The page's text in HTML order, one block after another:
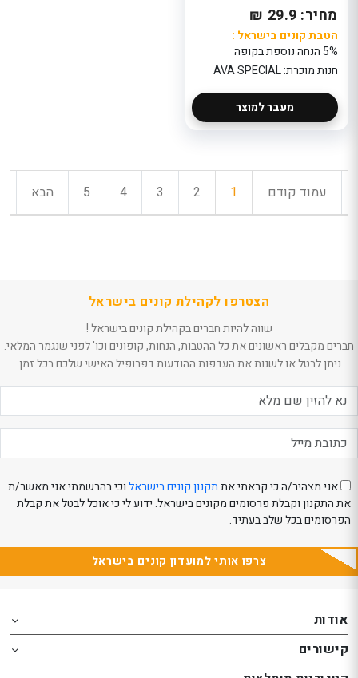
מחיר: 29.9 ₪
הטבת קונים בישראל :
5% הנחה נוספת בקופה
חנות מוכרת: AVA SPECIAL
מעבר למוצר
עמוד קודם 1
2
3
4
5 הבא
הצטרפו לקהילת קונים בישראל
שווה להיות חברים בקהילת קונים בישראל !
חברים מקבלים ראשונים את כל ההטבות, הנחות, קופונים וכו' לפני שנגמר המלאי.
ניתן לבטל או לשנות את העדפות ההודעות דפרופיל האישי שלכם בכל זמן.
אני מצהיר/ה כי קראתי אתתקנון קונים בישראלוכי בהרשמתי אני מאשר/ת
את התקנון וקבלת פרסומים מקונים בישראל. ידוע לי כי אוכל לבטל את קבלת
הפרסומים בכל שלב בעתיד.
צרפו אותי למועדון קונים בישראל
footer
the
website,
footer
the
website,
אודות
קישורים